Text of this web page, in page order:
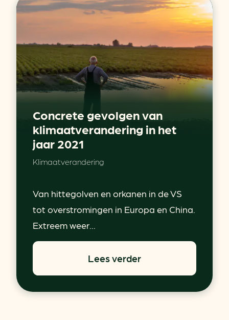
Concrete gevolgen van
klimaatverandering in het
jaar 2021
Klimaatverandering
Van hittegolven en orkanen in de VS
tot overstromingen in Europa en China.
Extreem weer...
Lees verder